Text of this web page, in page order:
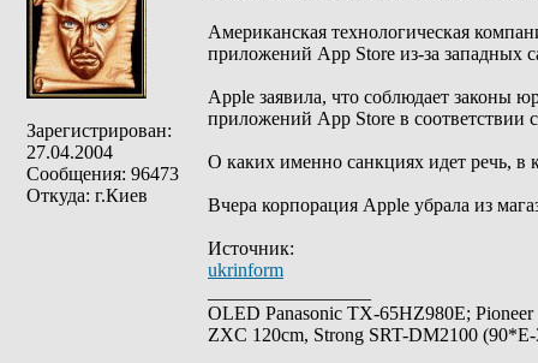
Зарегистрирован:
27.04.2004
Сообщения: 96473
Откуда: г.Киев
Американская технологическая
приложений App Store из-за западных
Apple заявила, что соблюдает законы
приложений App Store в соответствии
О каких именно санкциях идет речь, в
Вчера корпорация Apple убрала из
Источник:
ukrinform
OLED Panasonic TX-65HZ980E;
ZXC 120cm, Strong SRT-DM2100